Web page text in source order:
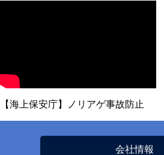
【海上保安庁】ノリアゲ事故防止
会社情報